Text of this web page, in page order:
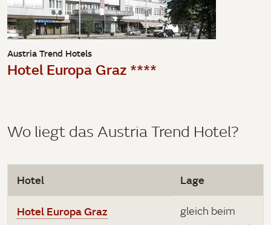
Austria Trend Hotels
Hotel Europa Graz ****
Wo liegt das Austria Trend Hotel?
Hotel Lage
Hotel Europa Graz
gleich beim